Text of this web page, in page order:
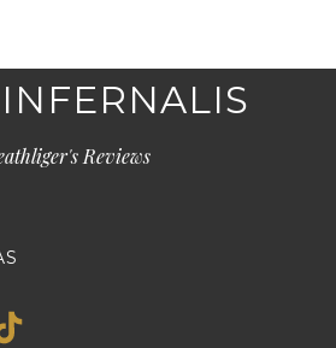
Reviews
TikTok